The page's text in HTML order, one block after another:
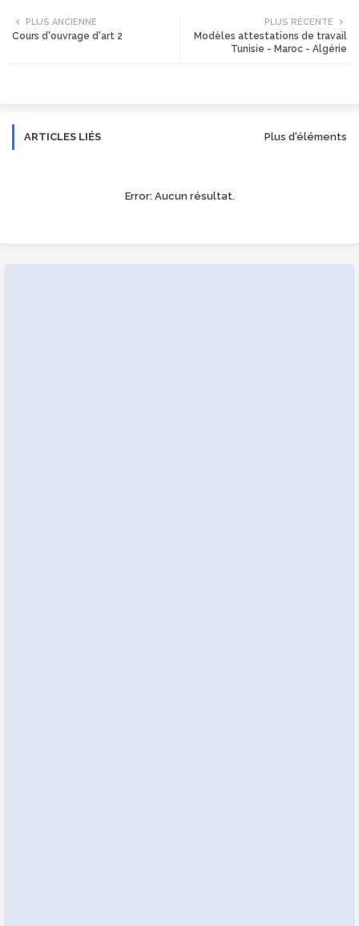
ats
PLUS RÉCENTE
Modèles attestations de travail
Tunisie - Maroc - Algérie
PLUS ANCIENNE
Cours d'ouvrage d'art 2
ARTICLES LIÉS Plus d'éléments
Error:Aucun résultat.